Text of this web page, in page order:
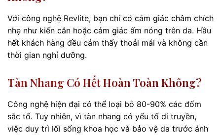
Với công nghệ Revlite, bạn chỉ có cảm giác châm chích
nhẹ như kiến cắn hoặc cảm giác ấm nóng trên da. Hầu
hết khách hàng đều cảm thấy thoải mái và không cần
thời gian nghỉ dưỡng.
Tàn Nhang Có Hết Hoàn Toàn Không?
Công nghệ hiện đại có thể loại bỏ 80-90% các đốm
sắc tố. Tuy nhiên, vì tàn nhang có yếu tố di truyền,
việc duy trì lối sống khoa học và bảo vệ da trước ánh